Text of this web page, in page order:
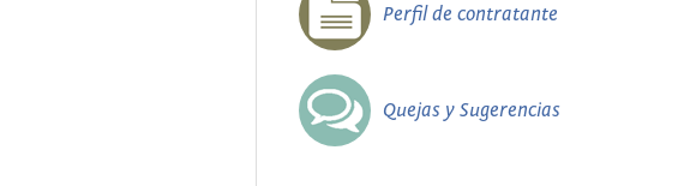
Perfil de contratante
Quejas y Sugerencias